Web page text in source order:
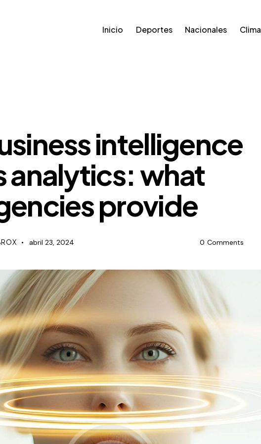
Inicio Deportes Nacionales Clima
intelligence
analytics: what
provide
abril 23, 2024 0 Comments